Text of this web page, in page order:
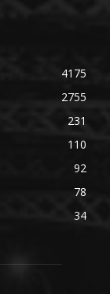
4175
2755
231
110
92
78
34